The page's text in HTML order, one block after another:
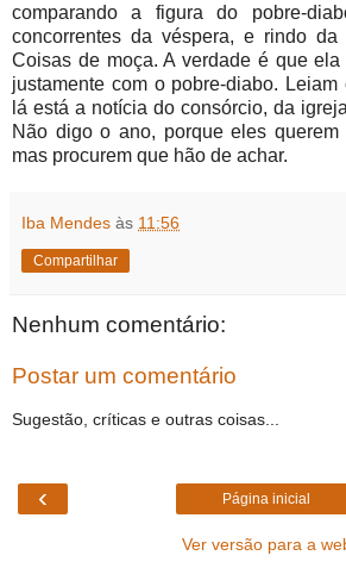
comparando a figura do pobre-
concorrentes da véspera, e rindo
Coisas de moça. A verdade é que
justamente com o pobre-diabo.
lá está a notícia do consórcio, da
Não digo o ano, porque eles querem
mas procurem que hão de achar.
Iba Mendes às 11:56
Compartilhar
Nenhum comentário:
Postar um comentário
Sugestão, críticas e outras coisas...
‹ Página inicial
Ver versão para a